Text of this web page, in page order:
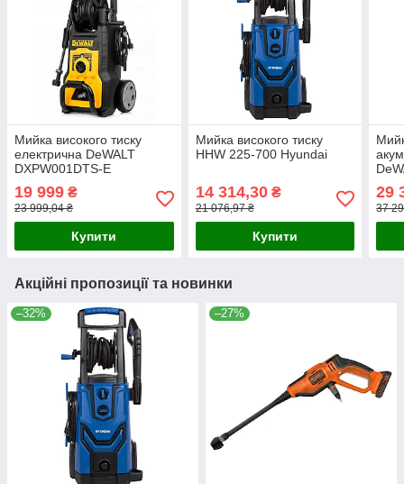
Мийка високого тиску
електрична DeWALT
DXPW001DTS-E
19 999 ₴
23 999,04 ₴
Купити
Мийка високого тиску
HHW 225-700 Hyundai
14 314,30₴
21 076,97 ₴
Купити
29
37
Акційні пропозиції та новинки
–32% –27%